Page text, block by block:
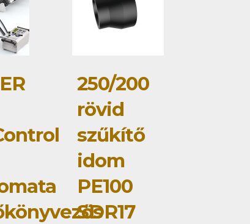
250/200
rövid
szűkítő
idom
PE100
SDR17